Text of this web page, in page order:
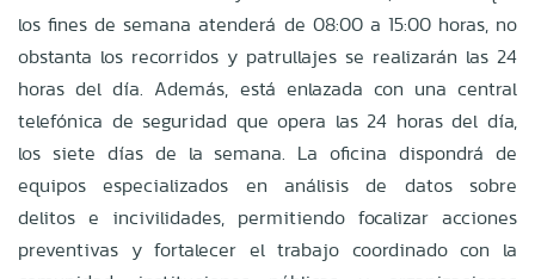
los fines de semana atenderá de 08:00 a 15:00 horas, no
obstanta los recorridos y patrullajes se realizarán las 24
horas del día. Además, está enlazada con una central
telefónica de seguridad que opera las 24 horas del día,
los siete días de la semana. La oficina dispondrá de
equipos especializados en análisis de datos sobre
delitos e incivilidades, permitiendo focalizar acciones
preventivas y fortalecer el trabajo coordinado con la